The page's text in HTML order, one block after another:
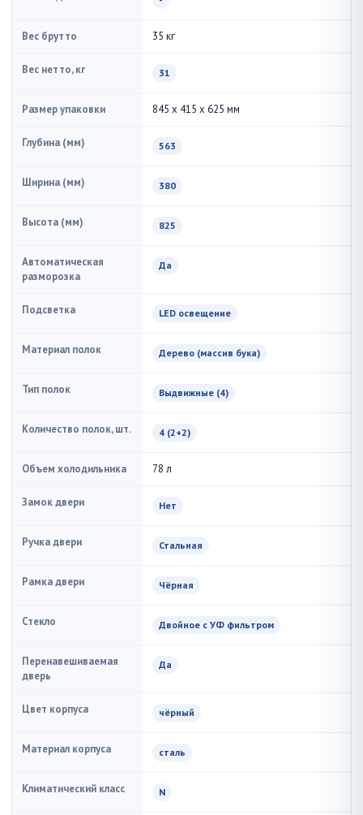
Вес брутто 35 кг
Вес нетто, кг 31
Размер упаковки 845 x 415 x 625 мм
Глубина (мм) 563
Ширина (мм) 380
Высота (мм) 825
Автоматическая
разморозка
Да
Подсветка LED освещение
Материал полок Дерево (массив бука)
Тип полок Выдвижные (4)
Количество полок, шт. 4 (2+2)
Объем холодильника 78 л
Замок двери Нет
Ручка двери Стальная
Рамка двери Чёрная
Стекло Двойное с УФ фильтром
Перенавешиваемая
дверь
Да
Цвет корпуса чёрный
Материал корпуса сталь
Климатический класс N